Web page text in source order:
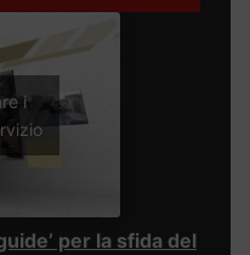
i
per la sfida del